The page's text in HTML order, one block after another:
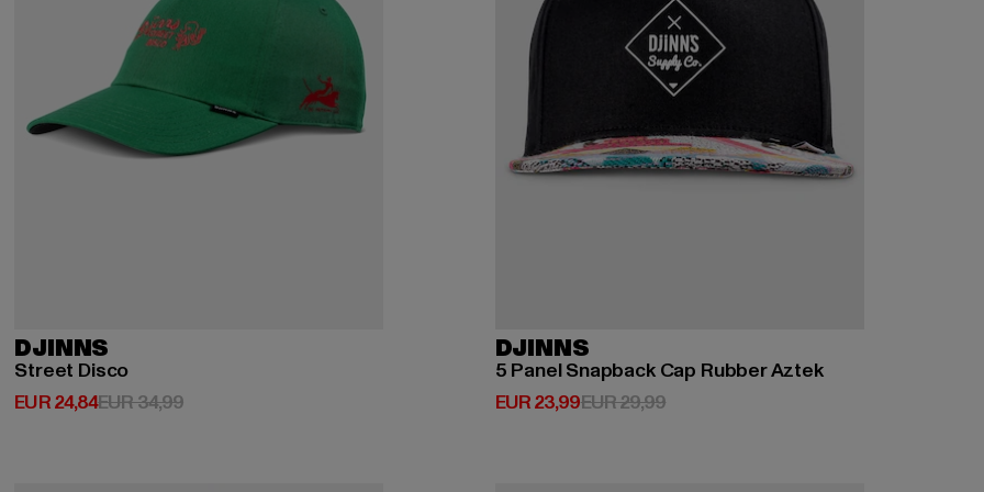
DJINNS
Street Disco
EUR 24,84
Huidige prijs: EUR 24,84
EUR 34,99Actieprijs: EUR 34,99
DJINNS
5 Panel Snapback Cap Rubber Aztek
EUR 23,99
Huidige prijs: EUR 23,99
EUR 29,99Actieprijs: EUR 29,99